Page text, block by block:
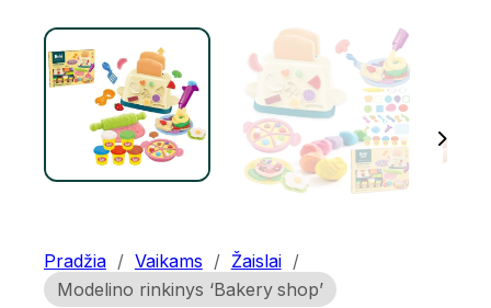
Pradžia / Vaikams / Žaislai /
Modelino rinkinys ‘Bakery shop’